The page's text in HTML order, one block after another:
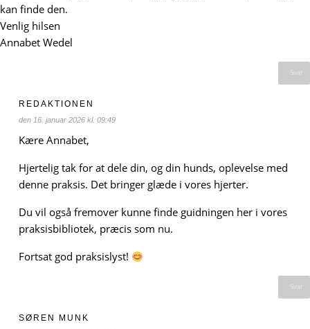
kan finde den.
Venlig hilsen
Annabet Wedel
Svar
REDAKTIONEN
den 16. januar 2026 kl. 09:49
Kære Annabet,
Hjertelig tak for at dele din, og din hunds, oplevelse med
denne praksis. Det bringer glæde i vores hjerter.
Du vil også fremover kunne finde guidningen her i vores
praksisbibliotek, præcis som nu.
Fortsat god praksislyst!
Svar
SØREN MUNK